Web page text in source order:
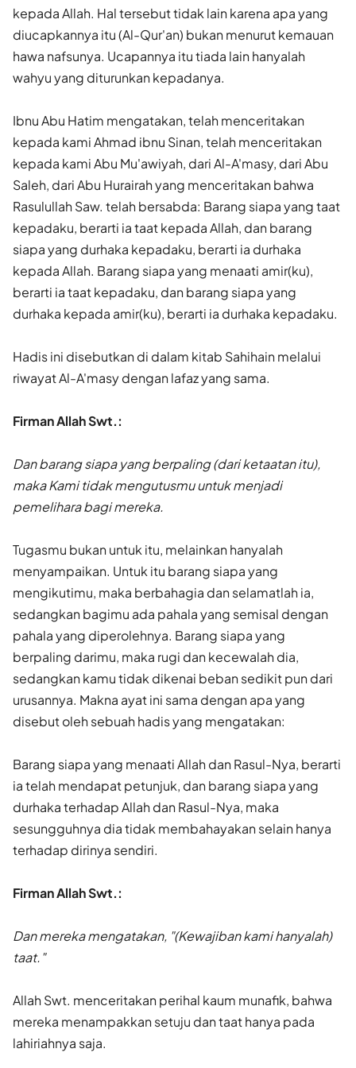
kepada Allah. Hal tersebut tidak lain karena apa yang
diucapkannya itu (Al-Qur'an) bukan menurut kemauan
hawa nafsunya. Ucapannya itu tiada lain hanyalah
wahyu yang diturunkan kepadanya.
Ibnu Abu Hatim mengatakan, telah menceritakan
kepada kami Ahmad ibnu Sinan, telah menceritakan
kepada kami Abu Mu'awiyah, dari Al-A'masy, dari Abu
Saleh, dari Abu Hurairah yang menceritakan bahwa
Rasulullah Saw. telah bersabda: Barang siapa yang taat
kepadaku, berarti ia taat kepada Allah, dan barang
siapa yang durhaka kepadaku, berarti ia durhaka
kepada Allah. Barang siapa yang menaati amir(ku),
berarti ia taat kepadaku, dan barang siapa yang
durhaka kepada amir(ku), berarti ia durhaka kepadaku.
Hadis ini disebutkan di dalam kitab Sahihain melalui
riwayat Al-A'masy dengan lafaz yang sama.
Firman Allah Swt.:
Dan barang siapa yang berpaling (dari ketaatan itu),
maka Kami tidak mengutusmu untuk menjadi
pemelihara bagi mereka.
Tugasmu bukan untuk itu, melainkan hanyalah
menyampaikan. Untuk itu barang siapa yang
mengikutimu, maka berbahagia dan selamatlah ia,
sedangkan bagimu ada pahala yang semisal dengan
pahala yang diperolehnya. Barang siapa yang
berpaling darimu, maka rugi dan kecewalah dia,
sedangkan kamu tidak dikenai beban sedikit pun dari
urusannya. Makna ayat ini sama dengan apa yang
disebut oleh sebuah hadis yang mengatakan:
Barang siapa yang menaati Allah dan Rasul-Nya, berarti
ia telah mendapat petunjuk, dan barang siapa yang
durhaka terhadap Allah dan Rasul-Nya, maka
sesungguhnya dia tidak membahayakan selain hanya
terhadap dirinya sendiri.
Firman Allah Swt.:
Dan mereka mengatakan, "(Kewajiban kami hanyalah)
taat."
Allah Swt. menceritakan perihal kaum munafik, bahwa
mereka menampakkan setuju dan taat hanya pada
lahiriahnya saja.